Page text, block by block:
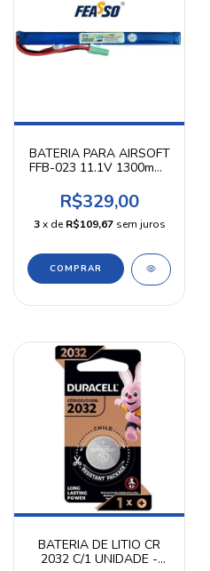
BATERIA PARA AIRSOFT
FFB-023 11.1V 1300mAh
R$329,00
3 x deR$109,67 sem juros
BATERIA DE LITIO CR
2032 C/1 UNIDADE -